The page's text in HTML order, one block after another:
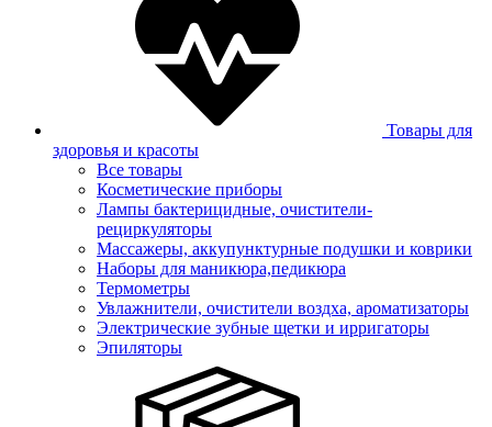
Товары для
здоровья и красоты
Все товары
Косметические приборы
Лампы бактерицидные, очистители-
рециркуляторы
Массажеры, аккупунктурные подушки и коврики
Наборы для маникюра,педикюра
Термометры
Увлажнители, очистители воздха, ароматизаторы
Электрические зубные щетки и ирригаторы
Эпиляторы